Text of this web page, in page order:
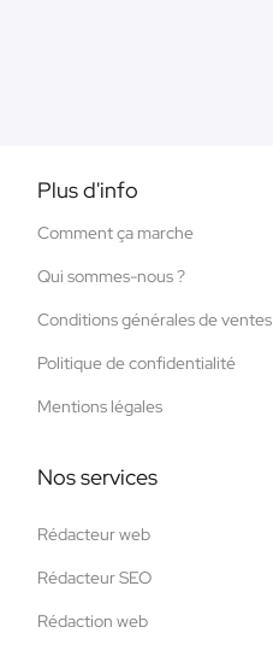
Plus d'info
Comment ça marche
Qui sommes-nous ?
Conditions générales de ventes
Politique de confidentialité
Mentions légales
Nos services
Rédacteur web
Rédacteur SEO
Rédaction web